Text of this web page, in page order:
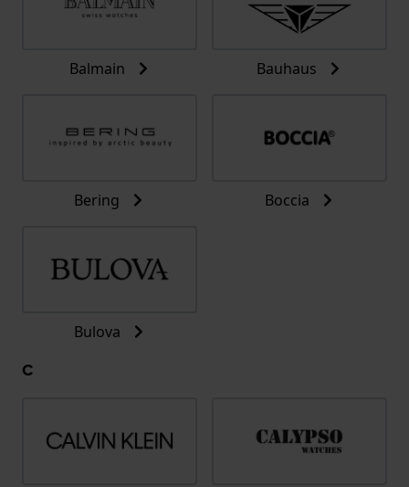
Balmain Bauhaus
Bering Boccia
Bulova
C